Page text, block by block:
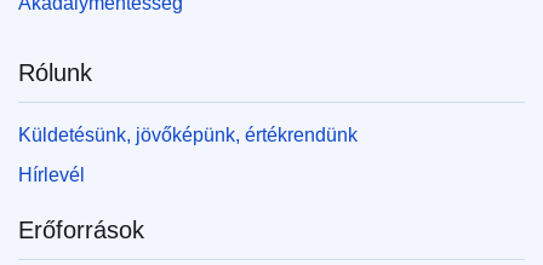
Rólunk
Küldetésünk, jövőképünk, értékrendünk
Hírlevél
Erőforrások